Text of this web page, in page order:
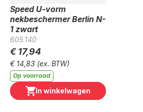
Speed U-vorm
nekbeschermer Berlin N-
1 zwart
605.140
€ 17,94
€ 14,83 (ex. BTW)
Op voorraad
In winkelwagen